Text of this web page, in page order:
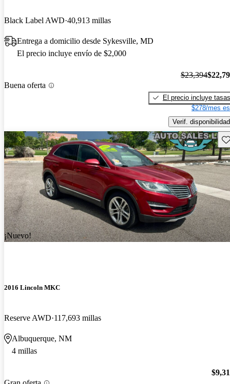
Black Label AWD 40,913 millas
Entrega a domicilio desde Sykesville, MD
El precio incluye envío de $2,000
Buena oferta
$23,394
El precio incluye tasas
$278/mes
Verif. disponibilidad
¡Nuevo!
2016 Lincoln MKC
Reserve AWD 117,693 millas
Albuquerque, NM
4 millas